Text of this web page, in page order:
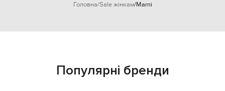
Головна Sale жінкам Marni
Популярні бренди